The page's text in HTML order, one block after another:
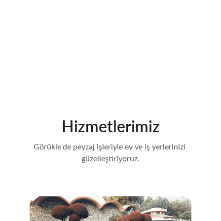
Hizmetlerimiz
Görükle'de peyzaj işleriyle ev ve iş yerlerinizi
güzelleştiriyoruz.